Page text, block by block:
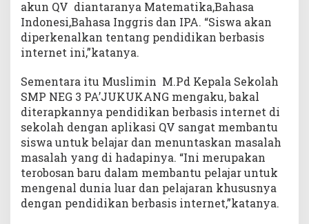
akun QV diantaranya Matematika,Bahasa
Indonesi,Bahasa Inggris dan IPA. “Siswa akan
diperkenalkan tentang pendidikan berbasis
internet ini,”katanya.
Sementara itu Muslimin M.Pd Kepala Sekolah
SMP NEG 3 PA’JUKUKANG mengaku, bakal
diterapkannya pendidikan berbasis internet di
sekolah dengan aplikasi QV sangat membantu
siswa untuk belajar dan menuntaskan masalah
masalah yang di hadapinya. “Ini merupakan
terobosan baru dalam membantu pelajar untuk
mengenal dunia luar dan pelajaran khususnya
dengan pendidikan berbasis internet,”katanya.